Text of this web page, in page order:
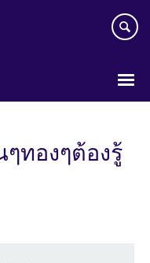
ๆทองๆต้องรู้